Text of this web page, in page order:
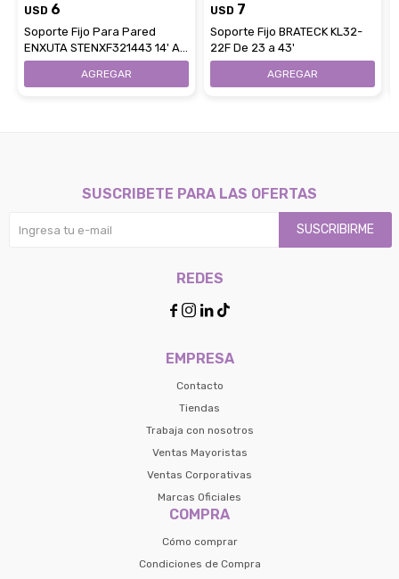
USD 6
Soporte Fijo Para Pared
ENXUTA STENXF321443 14' A
43' Capacidad 25Kg
USD 7
Soporte Fijo BRATECK KL32-
22F De 23 a 43'
EMPRESA
Contacto
Tiendas
Trabaja con nosotros
Ventas Mayoristas
Ventas Corporativas
Marcas Oficiales
COMPRA
Cómo comprar
Condiciones de Compra
SUSCRIBETE PARA LAS OFERTAS
SUSCRIBIRME
REDES
   